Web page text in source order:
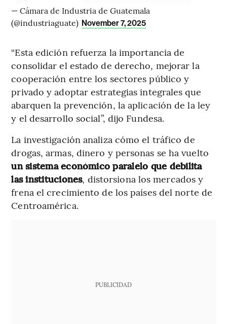
— Cámara de Industria de Guatemala
(@industriaguate) November 7, 2025
“Esta edición refuerza la importancia de
consolidar el estado de derecho, mejorar la
cooperación entre los sectores público y
privado y adoptar estrategias integrales que
abarquen la prevención, la aplicación de la ley
y el desarrollo social”, dijo Fundesa.
La investigación analiza cómo el tráfico de
drogas, armas, dinero y personas se ha vuelto
un sistema económico paralelo que debilita
las instituciones, distorsiona los mercados y
frena el crecimiento de los países del norte de
Centroamérica.
PUBLICIDAD